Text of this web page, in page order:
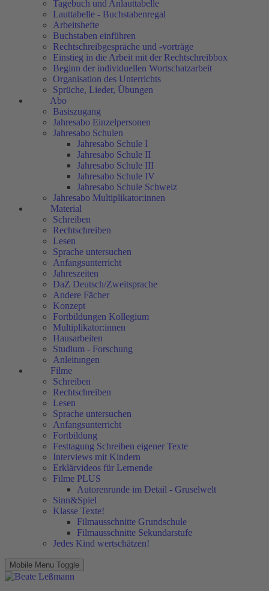
Tagebuch und Anlauttabelle
Lauttabelle - Buchstabenregal
Arbeitshefte
Buchstaben einführen
Rechtschreibgespräche und -vorträge
Einstieg in die Arbeit mit der Rechtschreibbox
Beginn der individuellen Wortschatzarbeit
Organisation des Unterrichts
Sprüche, Lieder, Übungen
Abo
Basiszugang
Jahresabo Einzelpersonen
Jahresabo Schulen
Jahresabo Schule I
Jahresabo Schule II
Jahresabo Schule III
Jahresabo Schule IV
Jahresabo Schule Schweiz
Jahresabo Multiplikator:innen
Material
Schreiben
Rechtschreiben
Lesen
Sprache untersuchen
Anfangsunterricht
Jahreszeiten
DaZ Deutsch/Zweitsprache
Andere Fächer
Konzept
Fortbildungen Kollegium
Multiplikator:innen
Hausarbeiten
Studium - Forschung
Anleitungen
Filme
Schreiben
Rechtschreiben
Lesen
Sprache untersuchen
Anfangsunterricht
Fortbildung
Festtagung Schreiben eigener Texte
Interviews mit Kindern
Erklärvideos für Lernende
Filme PLUS
Autorenrunde im Detail - Gruselwelt
Sinn&Spiel
Klasse Texte!
Filmausschnitte Grundschule
Filmausschnitte Sekundarstufe
Jedes Kind wertschätzen!
Mobile Menu Toggle